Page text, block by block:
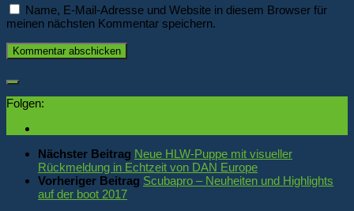
Name, E-Mail-Adresse und Website in diesem Browser für
meinen nächsten Kommentar speichern.
Folgen:
Nächster Beitrag Neue HLW-Puppe mit visueller
Rückmeldung in Echtzeit von DAN Europe
Vorheriger Beitrag Scubapro – Neuheiten und Highlights
auf der boot 2017